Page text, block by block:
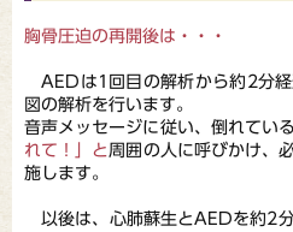
胸骨圧迫の再開後は・・・
AEDは1回目の解析から約2分経
図の解析を行います。
音声メッセージに従い、倒れてい
れて！」と 周囲の人に呼びかけ、
施します。
以後は、心肺蘇生とAEDを約2